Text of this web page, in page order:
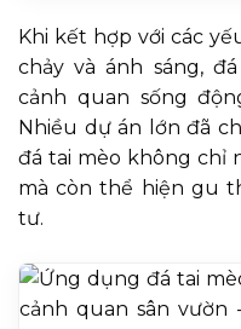
Khi kết hợp với các
chảy và ánh sáng,
cảnh quan sống
Nhiều dự án lớn đã
đá tai mèo không chỉ
mà còn thể hiện gu
tư.